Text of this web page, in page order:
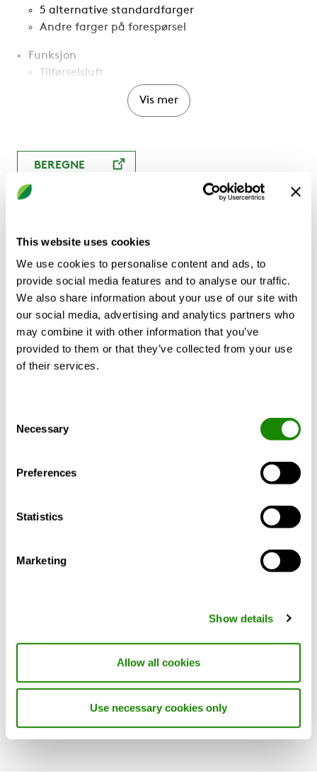
This website uses cookies
We use cookies to personalise content and ads, to
provide social media features and to analyse our traffic.
We also share information about your use of our site with
our social media, advertising and analytics partners who
may combine it with other information that you’ve
provided to them or that they’ve collected from your use
of their services.
Selection
Necessary
Preferences
Statistics
Marketing
Show details
Allow all cookies
Use necessary cookies only
5 alternative standardfarger
Andre farger på forespørsel
Funksjon
Tilførselsluft
Vis mer
BEREGNE
Produktbeskrivelse Teknisk data
CKD er en sirkulær flerkonet jetspreder for
vegg- eller takmontering. Den tåler
ekstremt store luftmengder ved lavt
vertikalt spredningsbilde er mulig. Passer til
Beskrivelsetekst